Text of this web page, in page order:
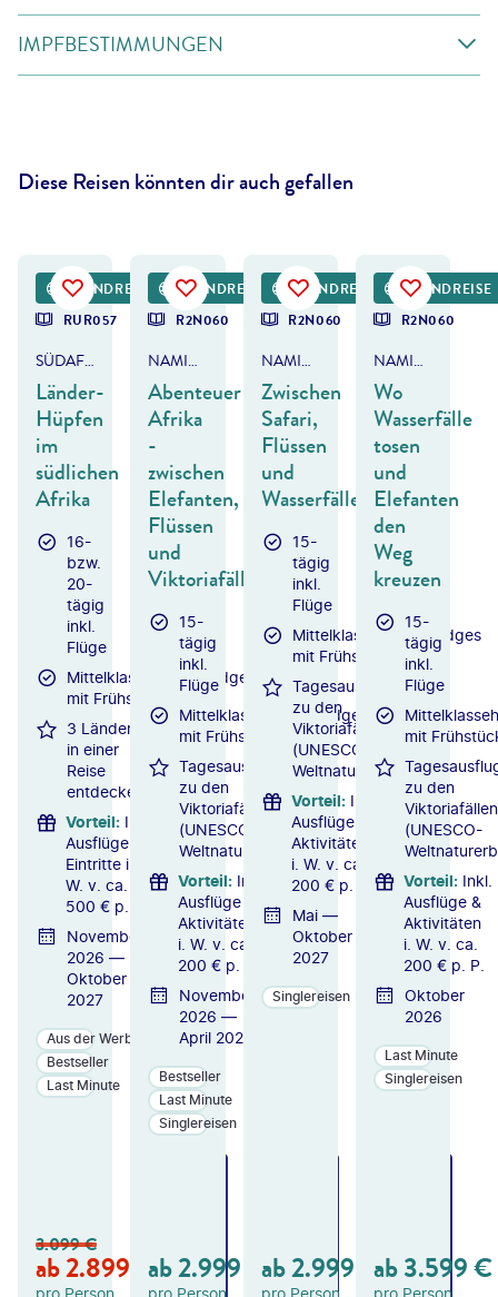
IMPFBESTIMMUNGEN
Diese Reisen könnten dir auch gefallen
DEALRUNDREISE
RUR057
SÜDAFRIKA, BOTSWANA & SIMBABWE
Länder-
Hüpfen
im
südlichen
Afrika
16-
bzw.
20-
tägig
inkl.
Flüge
Mittelklassehotels/Lodges
mit Frühstück
3 Länder
in einer
Reise
entdecken
Vorteil: Inkl.
Ausflüge &
Eintritte i.
W. v. ca.
500 € p. P.
November
2026 —
Oktober
2027
Aus der Werbung
Bestseller
Last Minute
3.099€
ab2.899 €
pro Person
B
OT
DEALRUNDREISE
R2N060
NAMIBIA, BOTSWANA & SIMBABWE
Abenteuer
Afrika
-
zwischen
Elefanten,
Flüssen
und
Viktoriafällen
15-
tägig
inkl.
Flüge
Mittelklassehotels/Lodges
mit Frühstück
Tagesausflug
zu den
Viktoriafällen
(UNESCO-
Weltnaturerbe)
Vorteil: Inkl.
Ausflüge &
Aktivitäten
i. W. v. ca.
200 € p. P.
November
2026 —
April 2027
Bestseller
Last Minute
Singlereisen
ab2.999 €
pro Person
B
OT
DEALRUNDREISE
R2N060
NAMIBIA, BOTSWANA & SIMBABWE
Zwischen
Safari,
Flüssen
und
Wasserfällen
15-
tägig
inkl.
Flüge
Mittelklassehotels/Lodges
mit Frühstück
Tagesausflug
zu den
Viktoriafällen
(UNESCO-
Weltnaturerbe)
Vorteil: Inkl.
Ausflüge &
Aktivitäten
i. W. v. ca.
200 € p. P.
Mai —
Oktober
2027
Singlereisen
ab2.999 €
pro Person
B
OT
DEALRUNDREISE
R2N060
NAMIBIA, BOTSWANA & SIMBABWE
Wo
Wasserfälle
tosen
und
Elefanten
den
Weg
kreuzen
15-
tägig
inkl.
Flüge
mit
zu den
Viktoriafällen
(UNESCO-
Vorteil: Inkl.
Ausflüge &
Aktivitäten
i. W. v. ca.
200 € p. P.
Oktober
2026
Last Minute
Singlereisen
ab3.599€
pro Person